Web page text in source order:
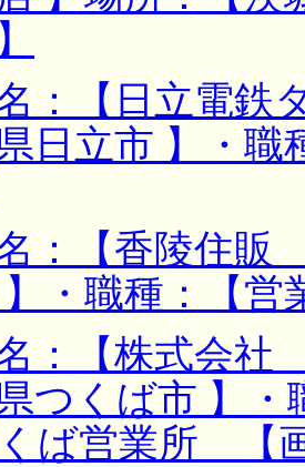
：【日立電鉄
県日立市 】・
：【香陵住販
・職種：【営
：【株式会
県つくば市 】
ば営業所 【